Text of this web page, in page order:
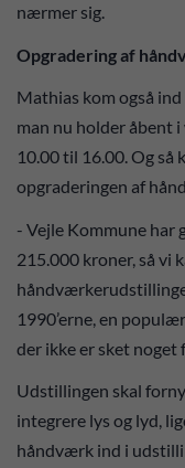
nærmer sig.
Opgradering af
Mathias kom også
man nu holder åbent
10.00 til 16.00. Og
opgraderingen af
- Vejle Kommune har
215.000 kroner, så vi
1990’erne, en
der ikke er sket noget
Udstillingen skal
integrere lys og lyd,
håndværk ind i